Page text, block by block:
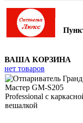
ВАША КОРЗИНА
нет товаров